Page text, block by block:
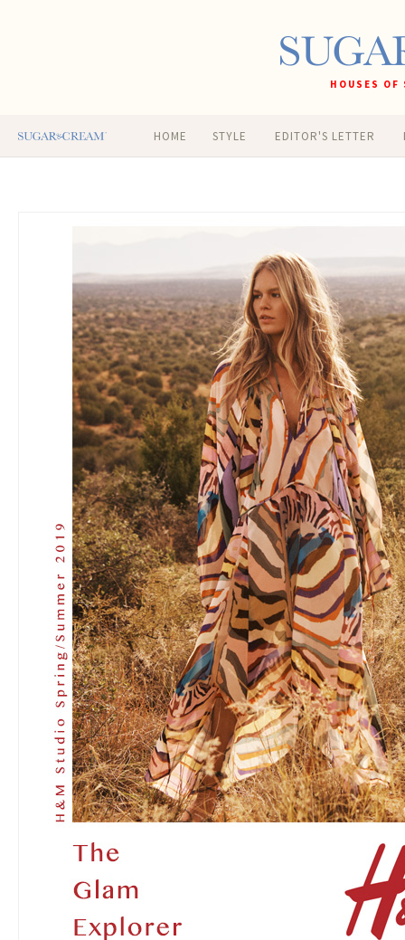
HOUSES
HOME STYLE EDITOR'S LETTER